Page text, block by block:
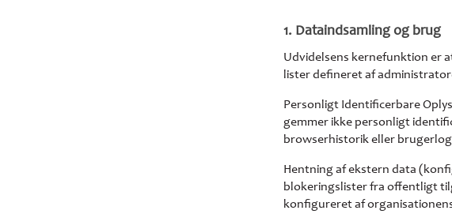
1. Dataindsamling og brug
Udvidelsens kernefunktion er
lister defineret af
Personligt Identificerbare
gemmer ikke personligt
browserhistorik eller
Hentning af ekstern data
blokeringslister fra offentligt
konfigureret af